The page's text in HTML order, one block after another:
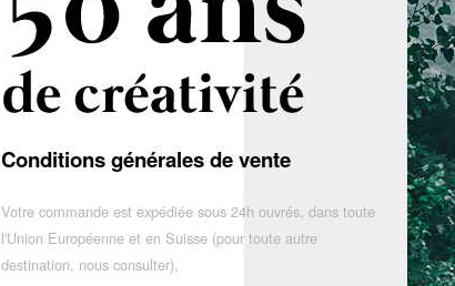
Conditions générales de vente
Votre commande est expédiée sous 24h ouvrés, dans toute
l'Union Européenne et en Suisse (pour toute autre
destination, nous consulter),